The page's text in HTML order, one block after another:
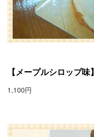
【メープルシロップ味】
1,100円